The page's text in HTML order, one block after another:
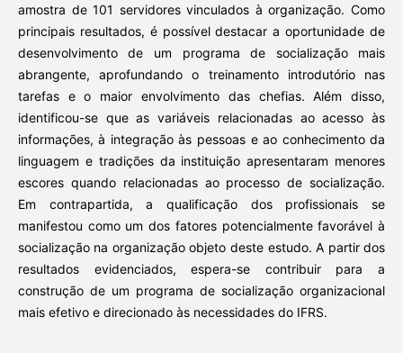
amostra de 101 servidores vinculados à organização. Como
principais resultados, é possível destacar a oportunidade de
desenvolvimento de um programa de socialização mais
abrangente, aprofundando o treinamento introdutório nas
tarefas e o maior envolvimento das chefias. Além disso,
identificou-se que as variáveis relacionadas ao acesso às
informações, à integração às pessoas e ao conhecimento da
linguagem e tradições da instituição apresentaram menores
escores quando relacionadas ao processo de socialização.
Em contrapartida, a qualificação dos profissionais se
manifestou como um dos fatores potencialmente favorável à
socialização na organização objeto deste estudo. A partir dos
resultados evidenciados, espera-se contribuir para a
construção de um programa de socialização organizacional
mais efetivo e direcionado às necessidades do IFRS.